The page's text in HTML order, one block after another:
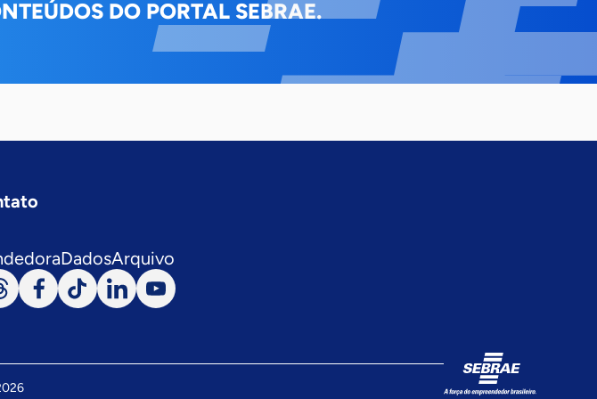
DO PORTAL SEBRAE.
DadosArquivo